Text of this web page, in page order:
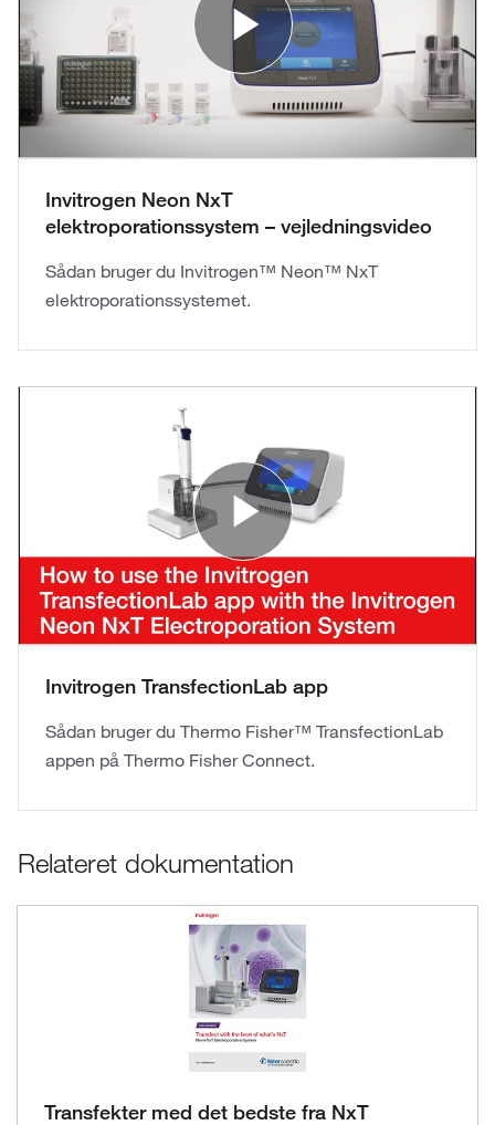
Play
Invitrogen Neon NxT
elektroporationssystem – vejledningsvideo
Sådan bruger du Invitrogen™ Neon™ NxT
elektroporationssystemet.
Play
Invitrogen TransfectionLab app
Sådan bruger du Thermo Fisher™ TransfectionLab
appen på Thermo Fisher Connect.
Relateret dokumentation
Transfekter med det bedste fra NxT